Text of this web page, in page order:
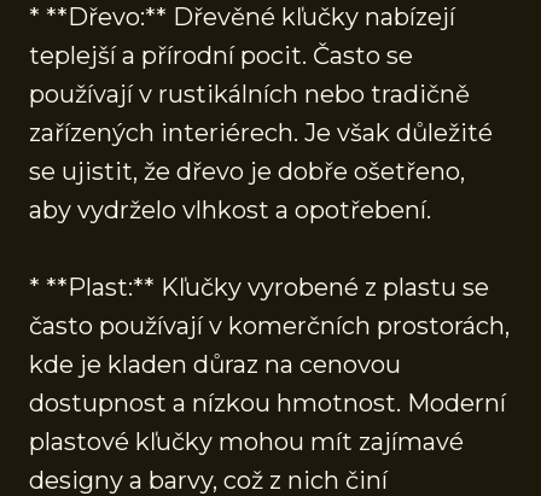
* **Dřevo:** Dřevěné kľučky nabízejí
teplejší a přírodní pocit. Často se
používají v rustikálních nebo tradičně
zařízených interiérech. Je však důležité
se ujistit, že dřevo je dobře ošetřeno,
aby vydrželo vlhkost a opotřebení.
* **Plast:** Kľučky vyrobené z plastu se
často používají v komerčních prostorách,
kde je kladen důraz na cenovou
dostupnost a nízkou hmotnost. Moderní
plastové kľučky mohou mít zajímavé
designy a barvy, což z nich činí